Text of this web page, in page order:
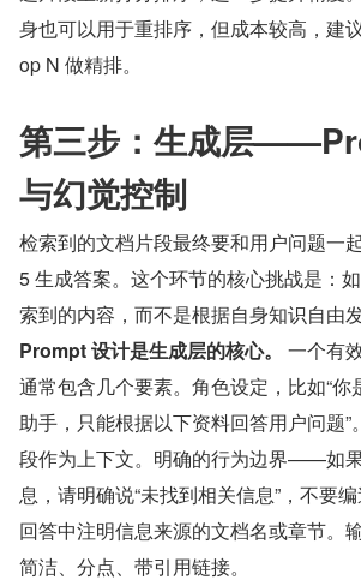
身也可以用于重排序，但成本较高，建
op N 做精排。
第三步：生成层
与幻觉控制
检索到的文档片段最终要和用户问题一
5 生成答案。这个环节的核心挑战是：
索到的内容，而不是根据自身知识自由发
Prompt 设计是生成层的核心。
一个有
通常包含几个要素。角色设定，比如“你
助手，只能根据以下资料回答用户问题
段作为上下文。明确的行为边界——如
息，请明确说“未找到相关信息”，不
回答中注明信息来源的文档名或章节。
简洁、分点、带引用链接。